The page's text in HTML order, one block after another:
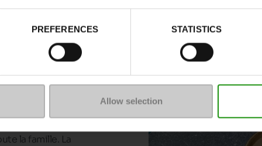
PREFERENCES STATISTICS
Allow selection
au rendez-
utilise pour offrir
caoutchouc naturel,
naturel et de cuir
la famille. La